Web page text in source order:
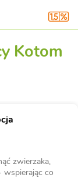
Kotom
zwierzaka,
co